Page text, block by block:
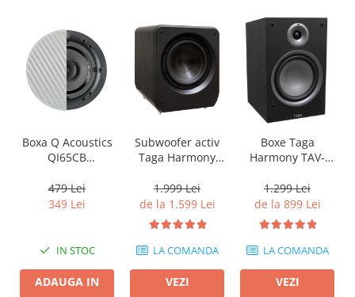
Boxa Q Acoustics
QI65CB
Ceiling (1 buc)
479 Lei
349 Lei
IN STOC
ADAUGA IN
Subwoofer activ
Taga Harmony
v3
1.999 Lei
de la 1.599 Lei
LA COMANDA
VEZI
Boxe Taga
Harmony TAV-
1.299 Lei
de la 899 Lei
LA COMANDA
VEZI